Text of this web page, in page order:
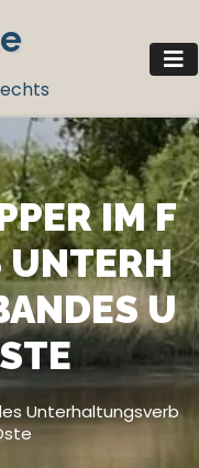
IM F
UNTERH
U
Unterhaltungsverb